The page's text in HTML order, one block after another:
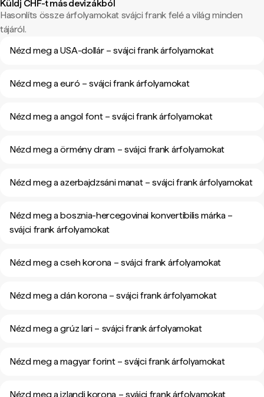
Küldj CHF-t más devizákból
Hasonlíts össze árfolyamokat svájci frank felé a világ minden
tájáról.
Nézd meg a USA-dollár – svájci frank árfolyamokat
Nézd meg a euró – svájci frank árfolyamokat
Nézd meg a angol font – svájci frank árfolyamokat
Nézd meg a örmény dram – svájci frank árfolyamokat
Nézd meg a azerbajdzsáni manat – svájci frank árfolyamokat
Nézd meg a bosznia-hercegovinai konvertibilis márka –
svájci frank árfolyamokat
Nézd meg a cseh korona – svájci frank árfolyamokat
Nézd meg a dán korona – svájci frank árfolyamokat
Nézd meg a grúz lari – svájci frank árfolyamokat
Nézd meg a magyar forint – svájci frank árfolyamokat
Nézd meg a izlandi korona – svájci frank árfolyamokat